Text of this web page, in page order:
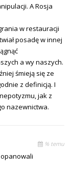
A Rosja
w restauracji
posadę w innej
a wy naszych.
śmieją się ze
z definicją. I
jak z
nazewnictwa.
% temu